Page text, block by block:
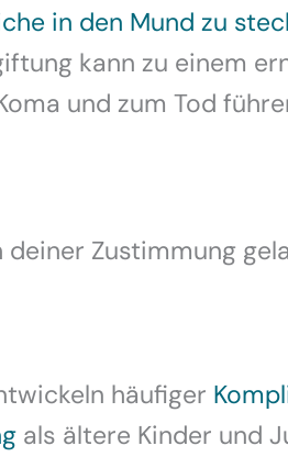
in den Mund zu
kann zu einem
und zum Tod
Zustimmung
häufiger
als ältere Kinder und